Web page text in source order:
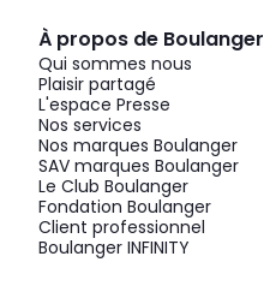
À propos de Boulanger
Qui sommes nous
Plaisir partagé
L'espace Presse
Nos services
Nos marques Boulanger
SAV marques Boulanger
Le Club Boulanger
Fondation Boulanger
Client professionnel
Boulanger INFINITY